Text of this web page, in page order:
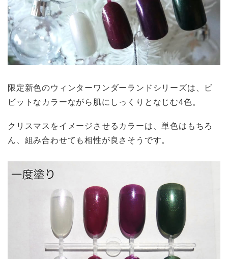
限定新色のウィンターワンダーランドシリーズは、ビ
ビットなカラーながら肌にしっくりとなじむ4色。
クリスマスをイメージさせるカラーは、単色はもちろ
ん、組み合わせても相性が良さそうです。